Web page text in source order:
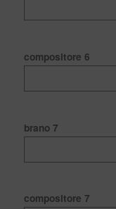
compositore 6
brano 7
compositore 7